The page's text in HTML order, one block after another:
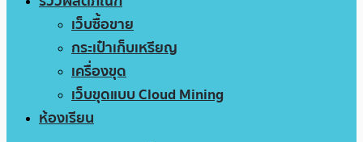
เว็บซื้อขาย
กระเป๋าเก็บเหรียญ
เครื่องขุด
เว็บขุดแบบ Cloud Mining
ห้องเรียน